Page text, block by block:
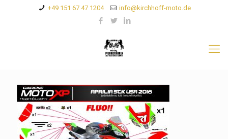
+49 151 67 47 1204 info@kirchhoff-moto.de